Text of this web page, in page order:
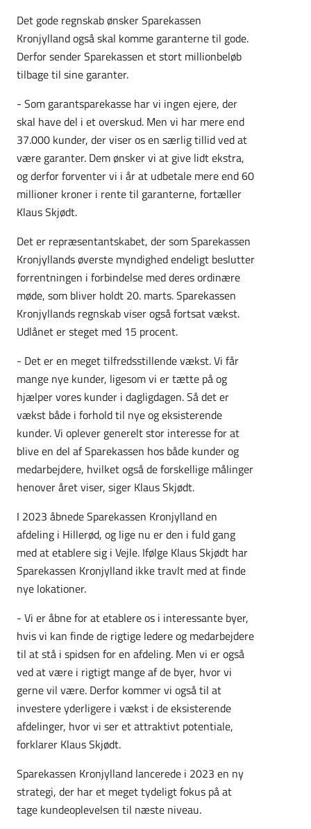
Det gode regnskab ønsker Sparekassen
Kronjylland også skal komme garanterne til gode.
Derfor sender Sparekassen et stort millionbeløb
tilbage til sine garanter.
- Som garantsparekasse har vi ingen ejere, der
skal have del i et overskud. Men vi har mere end
37.000 kunder, der viser os en særlig tillid ved at
være garanter. Dem ønsker vi at give lidt ekstra,
og derfor forventer vi i år at udbetale mere end 60
millioner kroner i rente til garanterne, fortæller
Klaus Skjødt.
Det er repræsentantskabet, der som Sparekassen
Kronjyllands øverste myndighed endeligt beslutter
forrentningen i forbindelse med deres ordinære
møde, som bliver holdt 20. marts. Sparekassen
Kronjyllands regnskab viser også fortsat vækst.
Udlånet er steget med 15 procent.
- Det er en meget tilfredsstillende vækst. Vi får
mange nye kunder, ligesom vi er tætte på og
hjælper vores kunder i dagligdagen. Så det er
vækst både i forhold til nye og eksisterende
kunder. Vi oplever generelt stor interesse for at
blive en del af Sparekassen hos både kunder og
medarbejdere, hvilket også de forskellige målinger
henover året viser, siger Klaus Skjødt.
I 2023 åbnede Sparekassen Kronjylland en
afdeling i Hillerød, og lige nu er den i fuld gang
med at etablere sig i Vejle. Ifølge Klaus Skjødt har
Sparekassen Kronjylland ikke travlt med at finde
nye lokationer.
- Vi er åbne for at etablere os i interessante byer,
hvis vi kan finde de rigtige ledere og medarbejdere
til at stå i spidsen for en afdeling. Men vi er også
ved at være i rigtigt mange af de byer, hvor vi
gerne vil være. Derfor kommer vi også til at
investere yderligere i vækst i de eksisterende
afdelinger, hvor vi ser et attraktivt potentiale,
forklarer Klaus Skjødt.
Sparekassen Kronjylland lancerede i 2023 en ny
strategi, der har et meget tydeligt fokus på at
tage kundeoplevelsen til næste niveau.